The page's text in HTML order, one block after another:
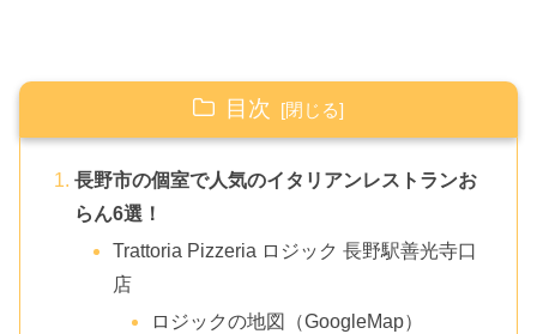
目次
長野市の個室で人気のイタリアンレストランお
らん6選！
Trattoria Pizzeria ロジック 長野駅善光寺口
店
ロジックの地図（GoogleMap）